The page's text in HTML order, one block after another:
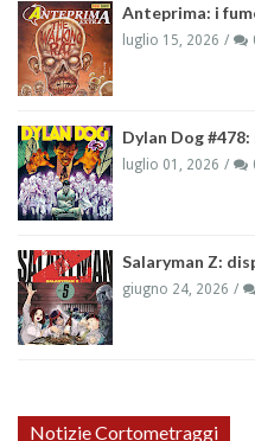
Anteprima: i
luglio 15, 2026
Dylan Dog
luglio 01, 2026
Salaryman Z:
giugno 24, 2026
Notizie Cortometraggi